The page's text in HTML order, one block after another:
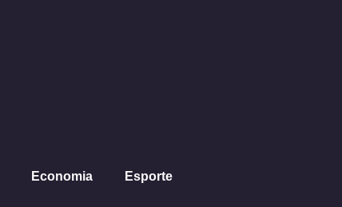
Economia Esporte